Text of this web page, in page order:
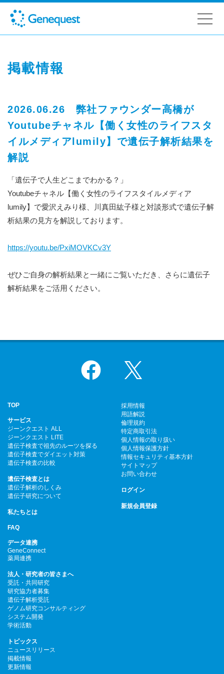
掲載情報
2026.06.26 弊社ファウンダー高橋が
Youtubeチャネル【働く女性のライフスタ
イルメディアlumily】で遺伝子解析結果を
解説
「遺伝子で人生どこまでわかる？」
Youtubeチャネル【働く女性のライフスタイルメディア
lumily】で愛沢えみり様、川真田紘子様と対談形式で遺伝子解
析結果の見方を解説しております。
https://youtu.be/PxiMOVKCv3Y
ぜひご自身の解析結果と一緒にご覧いただき、さらに遺伝子
解析結果をご活用ください。
Facebook
TOP
サービス
ジーンクエスト ALL
ジーンクエスト LITE
遺伝子検査で祖先のルーツを探る
遺伝子検査でダイエット対策
遺伝子検査の比較
遺伝子検査とは
遺伝子解析のしくみ
遺伝子研究について
私たちとは
FAQ
データ連携
GeneConnect
薬局連携
法人・研究者の皆さまへ
受託・共同研究
研究協力者募集
遺伝子解析受託
ゲノム研究コンサルティング
システム開発
学術活動
トピックス
ニュースリリース
掲載情報
更新情報
採用情報
用語解説
倫理規約
特定商取引法
個人情報の取り扱い
個人情報保護方針
情報セキュリティ基本方針
サイトマップ
お問い合わせ
ログイン
新規会員登録